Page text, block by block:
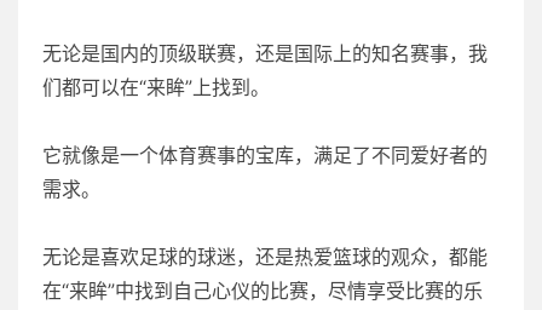
无论是国内的顶级联赛，还是国际上的知名赛事，我
们都可以在“来眸”上找到。
它就像是一个体育赛事的宝库，满足了不同爱好者的
需求。
无论是喜欢足球的球迷，还是热爱篮球的观众，都能
在“来眸”中找到自己心仪的比赛，尽情享受比赛的乐